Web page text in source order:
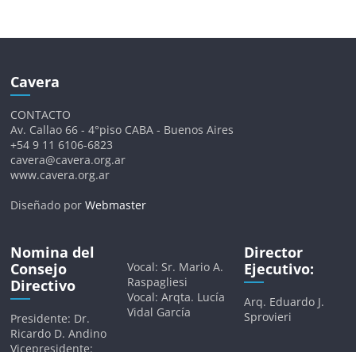
Cavera
CONTACTO
Av. Callao 66 - 4°piso CABA - Buenos Aires
+54 9 11 6106-6823
cavera@cavera.org.ar
www.cavera.org.ar
Diseñado porWebmaster
Nomina del
Consejo
Directivo
Presidente: Dr.
Ricardo D. Andino
Vicepresidente:
Vocal: Sr. Mario A.
Raspagliesi
Vocal: Arqta. Lucía
Vidal García
Director
Ejecutivo:
Arq. Eduardo J.
Sprovieri